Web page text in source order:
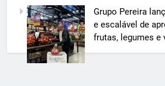
Grupo Pereira
e escalável de
frutas, legumes e
A 6ª edição do
de
inscrições